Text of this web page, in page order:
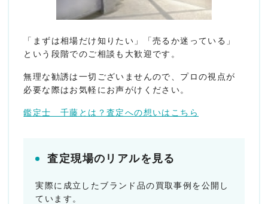
「まずは相場だけ知りたい」「売るか迷っている」
という段階でのご相談も大歓迎です。
無理な勧誘は一切ございませんので、プロの視点が
必要な際はお気軽にお声がけください。
鑑定士 千藤とは？査定への想いはこちら
査定現場のリアルを見る
実際に成立したブランド品の買取事例を公開し
ています。